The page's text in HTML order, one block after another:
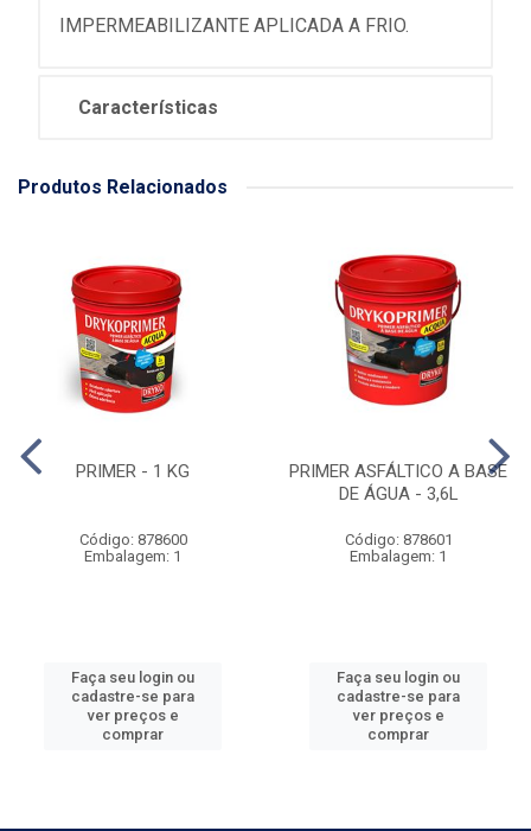
IMPERMEABILIZANTE APLICADA A FRIO.
Características
Produtos Relacionados
PRIMER - 1 KG
Código: 878600
Embalagem: 1
Faça seu login ou
cadastre-se para
ver preços e
comprar
PRIMER ASFÁLTICO A BASE
DE ÁGUA - 3,6L
Código: 878601
Embalagem: 1
Faça seu login ou
cadastre-se para
ver preços e
comprar